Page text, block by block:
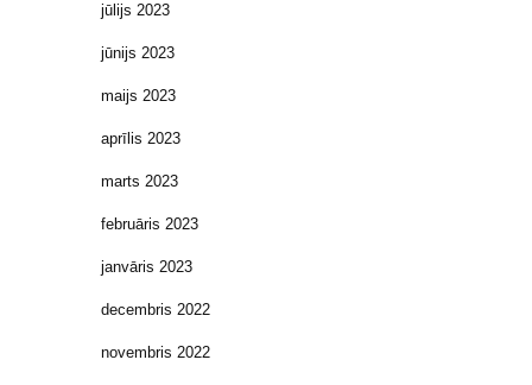
jūlijs 2023
jūnijs 2023
maijs 2023
aprīlis 2023
marts 2023
februāris 2023
janvāris 2023
decembris 2022
novembris 2022